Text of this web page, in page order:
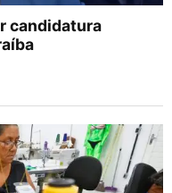
candidatura